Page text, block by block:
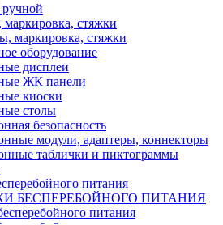
стяжки
маркировка, стяжки
оборудование
дисплеи
ЖК панели
киоски
столы
безопасность
модули, адаптеры, коннекторы
таблички и пиктограммы
питания
БЕСПЕРЕБОЙНОГО ПИТАНИЯ
питания